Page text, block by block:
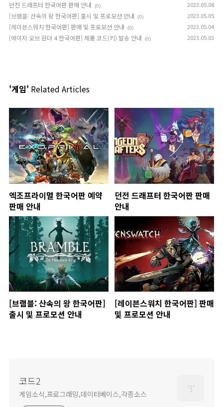
던전 드래프터 한국어판 판매 안내 (0) 2023.05.08
[브램블: 산속의 왕 한국어판] 출시 및 프로모션 안내 (0) 2023.05.05
[레이븐스워치 한국어판] 판매 및 프로모션 안내 (0) 2023.05.04
[에이지 오브 원더 4 한국어판] 제품 코드(키) 발송 안내 (0) 2023.05.03
'게임' Related Articles
엑조프라이멀 한국어판 예약
판매 안내
던전 드래프터 한국어판 판매
안내
[브램블: 산속의 왕 한국어판]
출시 및 프로모션 안내
[레이븐스워치 한국어판] 판매
및 프로모션 안내
코드2
게임소식,프로그래밍,데이터베이스,각종소스